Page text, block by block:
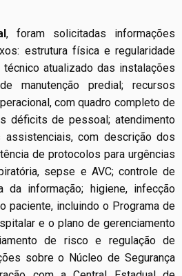
, foram solicitadas informações
estrutura física e regularidade
técnico atualizado das instalações
manutenção predial; recursos
com quadro completo de
déficits de pessoal; atendimento
com descrição dos
de protocolos para urgências
sepse e AVC; controle de
da informação; higiene, infecção
paciente, incluindo o Programa de
e o plano de gerenciamento
de risco e regulação de
sobre o Núcleo de Segurança